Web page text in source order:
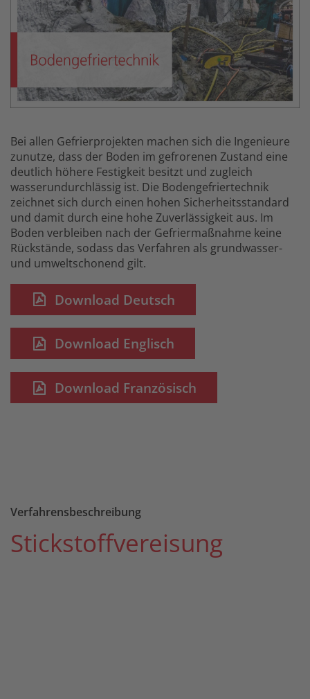
Bei allen Gefrierprojekten machen sich die Ingenieure
zunutze, dass der Boden im gefrorenen Zustand eine
deutlich höhere Festigkeit besitzt und zugleich
wasserundurchlässig ist. Die Bodengefriertechnik
zeichnet sich durch einen hohen Sicherheitsstandard
und damit durch eine hohe Zuverlässigkeit aus. Im
Boden verbleiben nach der Gefriermaßnahme keine
Rückstände, sodass das Verfahren als grundwasser-
und umweltschonend gilt.
Download Deutsch
Download Englisch
Download Französisch
Verfahrensbeschreibung
Stickstoffvereisung